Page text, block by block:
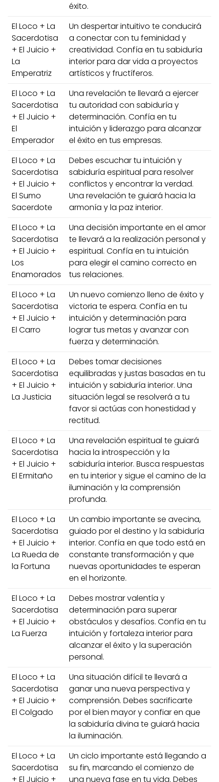
éxito.
El Loco + La
Sacerdotisa
+ El Juicio +
La
Emperatriz
Un despertar intuitivo te conducirá
a conectar con tu feminidad y
creatividad. Confía en tu sabiduría
interior para dar vida a proyectos
artísticos y fructíferos.
El Loco + La
Sacerdotisa
+ El Juicio +
El
Emperador
Una revelación te llevará a ejercer
tu autoridad con sabiduría y
determinación. Confía en tu
intuición y liderazgo para alcanzar
el éxito en tus empresas.
El Loco + La
Sacerdotisa
+ El Juicio +
El Sumo
Sacerdote
Debes escuchar tu intuición y
sabiduría espiritual para resolver
conflictos y encontrar la verdad.
Una revelación te guiará hacia la
armonía y la paz interior.
El Loco + La
Sacerdotisa
+ El Juicio +
Los
Enamorados
Una decisión importante en el amor
te llevará a la realización personal y
espiritual. Confía en tu intuición
para elegir el camino correcto en
tus relaciones.
El Loco + La
Sacerdotisa
+ El Juicio +
El Carro
Un nuevo comienzo lleno de éxito y
victoria te espera. Confía en tu
intuición y determinación para
lograr tus metas y avanzar con
fuerza y determinación.
El Loco + La
Sacerdotisa
+ El Juicio +
La Justicia
Debes tomar decisiones
equilibradas y justas basadas en tu
intuición y sabiduría interior. Una
situación legal se resolverá a tu
favor si actúas con honestidad y
rectitud.
El Loco + La
Sacerdotisa
+ El Juicio +
El Ermitaño
Una revelación espiritual te guiará
hacia la introspección y la
sabiduría interior. Busca respuestas
en tu interior y sigue el camino de la
iluminación y la comprensión
profunda.
El Loco + La
Sacerdotisa
+ El Juicio +
La Rueda de
la Fortuna
Un cambio importante se avecina,
guiado por el destino y la sabiduría
interior. Confía en que todo está en
constante transformación y que
nuevas oportunidades te esperan
en el horizonte.
El Loco + La
Sacerdotisa
+ El Juicio +
La Fuerza
Debes mostrar valentía y
determinación para superar
obstáculos y desafíos. Confía en tu
intuición y fortaleza interior para
alcanzar el éxito y la superación
personal.
El Loco + La
Sacerdotisa
+ El Juicio +
El Colgado
Una situación difícil te llevará a
ganar una nueva perspectiva y
comprensión. Debes sacrificarte
por el bien mayor y confiar en que
la sabiduría divina te guiará hacia
la iluminación.
El Loco + La
Sacerdotisa
+ El Juicio +
Un ciclo importante está llegando a
su fin, marcando el comienzo de
una nueva fase en tu vida. Debes